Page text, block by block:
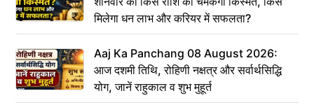
मिलेगा धन लाभ और करियर में सफलता?
Aaj Ka Panchang 08 August 2026:
आज दशमी तिथि, रोहिणी नक्षत्र और सर्वार्थसिद्धि
योग, जानें राहुकाल व शुभ मुहूर्त